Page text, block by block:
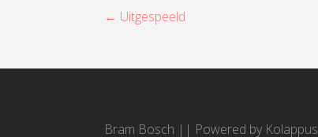
B
r
← Uitgespeeld
Bram Bosch || Powered by Kolappus